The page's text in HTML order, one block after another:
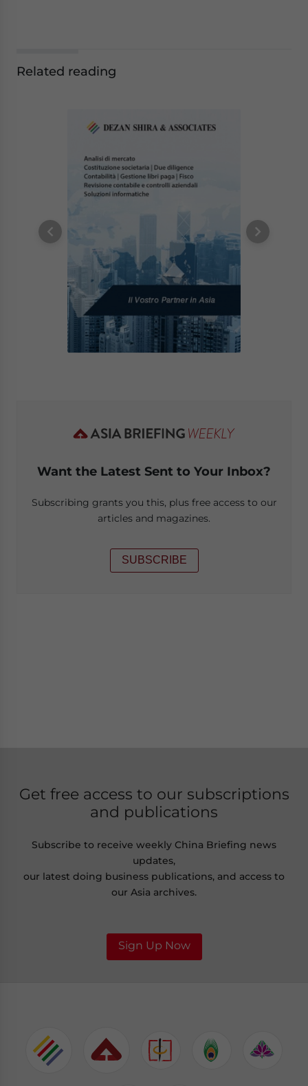
Related reading
Want the Latest Sent to Your Inbox?
Subscribing grants you this, plus free access to our
articles and magazines.
SUBSCRIBE
Get free access to our subscriptions
and publications
Subscribe to receive weekly China Briefing news
updates,
our latest doing business publications, and access to
our Asia archives.
Sign Up Now